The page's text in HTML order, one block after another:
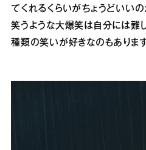
てくれるくらいがちょうどいい
笑うような大爆笑は自分には難
種類の笑いが好きなのもあります